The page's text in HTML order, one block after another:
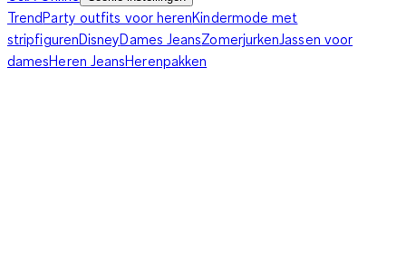
TrendParty outfits voor herenKindermode met
stripfigurenDisneyDames JeansZomerjurkenJassen voor
damesHeren JeansHerenpakken